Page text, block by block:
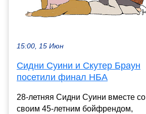
15:00, 15 Июн
Сидни Суини и Скутер Браун
посетили финал НБА
28-летняя Сидни Суини вместе со
своим 45-летним бойфрендом,